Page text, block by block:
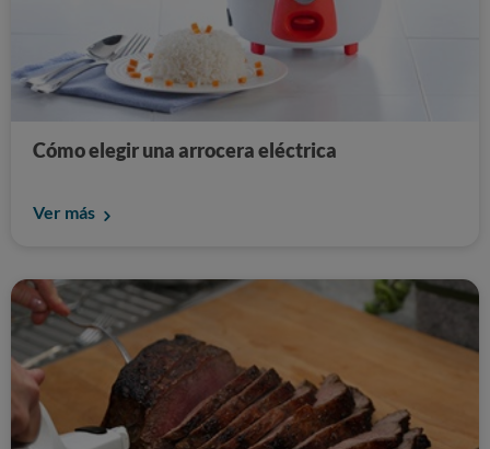
Cómo elegir una arrocera eléctrica
Ver más